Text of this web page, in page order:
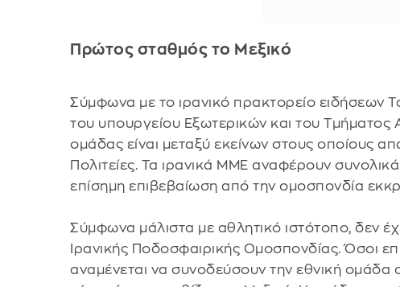
Πρώτος σταθμός το Μεξικό
Σύμφωνα με το ιρανικό πρακτορείο ειδήσεων
του υπουργείου Εξωτερικών και του
ομάδας είναι μεταξύ εκείνων στους οποίους
Πολιτείες. Τα ιρανικά ΜΜΕ αναφέρουν
επίσημη επιβεβαίωση από την ομοσπονδία
Σύμφωνα μάλιστα με αθλητικό ιστότοπο, δεν
Ιρανικής Ποδοσφαιρικής Ομοσπονδίας. Όσοι
αναμένεται να συνοδεύσουν την εθνική